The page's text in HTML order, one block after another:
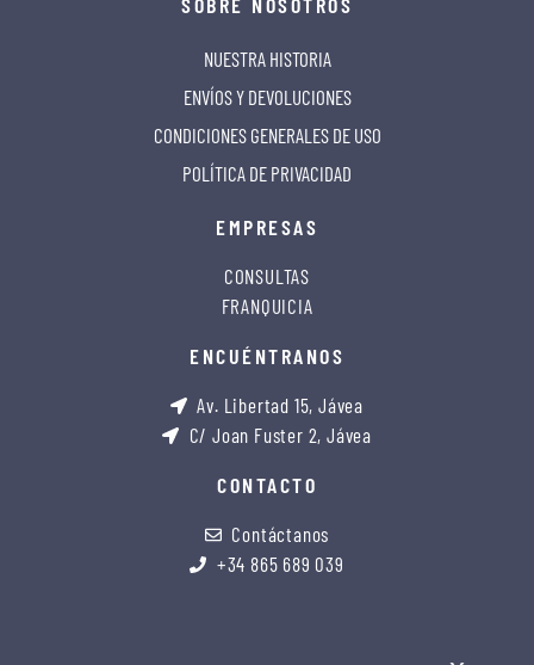
NUESTRA HISTORIA
ENVÍOS Y DEVOLUCIONES
CONDICIONES GENERALES DE USO
POLÍTICA DE PRIVACIDAD
EMPRESAS
CONSULTAS
FRANQUICIA
ENCUÉNTRANOS
Av. Libertad 15, Jávea
C/ Joan Fuster 2, Jávea
CONTACTO
Contáctanos
+34 865 689 039